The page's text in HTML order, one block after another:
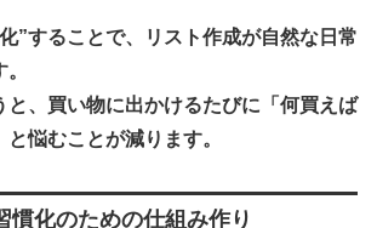
”することで、リスト作成が自然な日常
と、買い物に出かけるたびに「何買えば
悩むことが減ります。
慣化のための仕組み作り